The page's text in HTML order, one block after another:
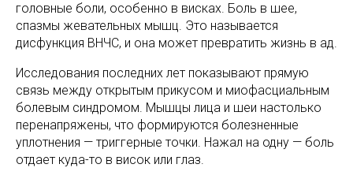
головные боли, особенно в висках. Боль в шее,
спазмы жевательных мышц. Это называется
дисфункция ВНЧС, и она может превратить жизнь в ад.
Исследования последних лет показывают прямую
связь между открытым прикусом и миофасциальным
болевым синдромом. Мышцы лица и шеи настолько
перенапряжены, что формируются болезненные
уплотнения — триггерные точки. Нажал на одну — боль
отдает куда-то в висок или глаз.